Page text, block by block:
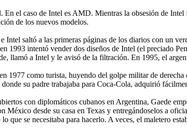
En el caso de Intel es AMD. Mientras la obsesión de
de los nuevos modelos.
saltó a las primeras páginas de los diarios con un
1993 intentó vender dos diseños de Intel (el preciado
llamó a Intel y le avisó de la filtración. En 1995, el
1977 como turista, huyendo del golpe militar de
su padre trabajaba para Coca-Cola, adquirió
con diplomáticos cubanos en Argentina, Gaede
México desde su casa en Texas y entregándoselos a
que se necesitaba para hacerlo. A veces, el maletero